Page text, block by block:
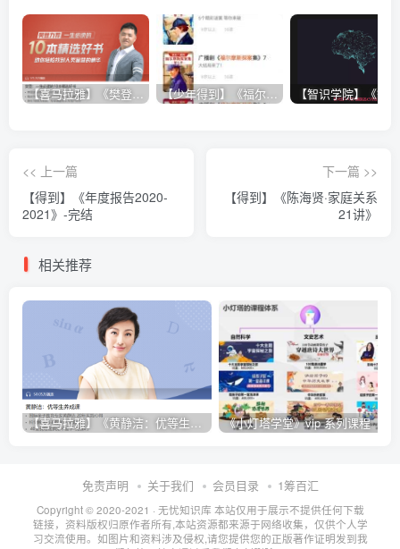
【喜马拉雅】《樊登：一生必读的10本精选好书》 【少年得到】《福尔摩斯探案1-7季》
<< 上一篇
【得到】《年度报告2020-
2021》-完结
下一篇 >>
【得到】《陈海贤·家庭关系
21讲》
相关推荐
【喜马拉雅】《黄静洁：优等生养成课》 《小灯塔学堂》vip 系列课程
免责声明 关于我们 会员目录 1筹百汇
Copyright © 2020-2021 · 无忧知识库 本站仅用于展示不提供任何下载
链接，资料版权归原作者所有,本站资源都来源于网络收集，仅供个人学
习交流使用。如图片和资料涉及侵权,请您提供您的正版著作证明发到我